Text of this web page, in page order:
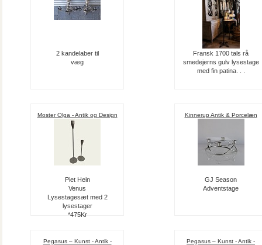
2 kandelaber til
væg
Fransk 1700 tals rå
smedejerns gulv lysestage
med fin patina. . .
Moster Olga - Antik og Design
Piet Hein
Venus
Lysestagesæt med 2
lysestager
*475Kr
Kinnerup Antik & Porcelæn
GJ Season
Adventstage
Pegasus – Kunst - Antik -
Pegasus – Kunst - Antik -